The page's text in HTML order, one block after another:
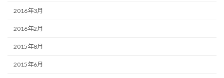
2016年3月
2016年2月
2015年8月
2015年6月